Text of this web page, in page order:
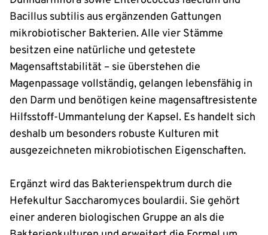
Bacillus subtilis aus ergänzenden Gattungen
mikrobiotischer Bakterien. Alle vier Stämme
besitzen eine natürliche und getestete
Magensaftstabilität – sie überstehen die
Magenpassage vollständig, gelangen lebensfähig in
den Darm und benötigen keine magensaftresistente
Hilfsstoff-Ummantelung der Kapsel. Es handelt sich
deshalb um besonders robuste Kulturen mit
ausgezeichneten mikrobiotischen Eigenschaften.
Ergänzt wird das Bakterienspektrum durch die
Hefekultur Saccharomyces boulardii. Sie gehört
einer anderen biologischen Gruppe an als die